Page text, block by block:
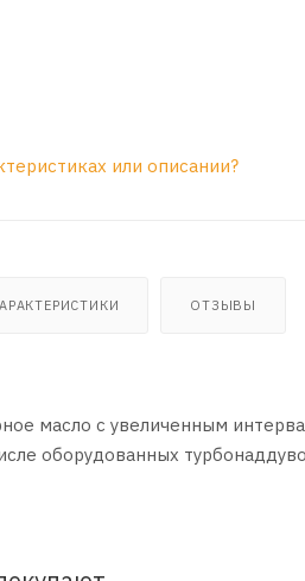
или описании?
ОТЗЫВЫ
масло с увеличенным
оборудованных
применению в